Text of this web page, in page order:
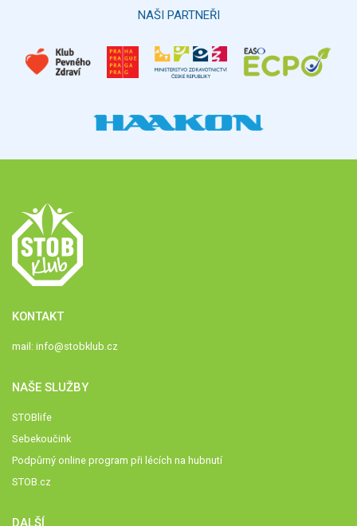
NAŠI PARTNEŘI
KONTAKT
mail: info@stobklub.cz
NAŠE SLUŽBY
STOBlife
Sebekoučink
Podpůrný online program při lécích na hubnutí
STOB.cz
DALŠÍ